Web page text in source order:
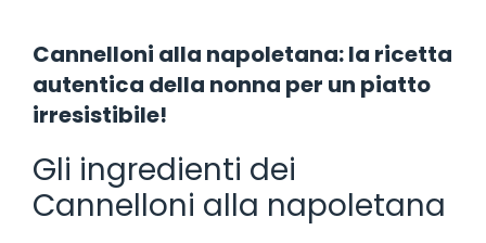
Cannelloni alla napoletana: la ricetta
autentica della nonna per un piatto
irresistibile!
Gli ingredienti dei
Cannelloni alla napoletana